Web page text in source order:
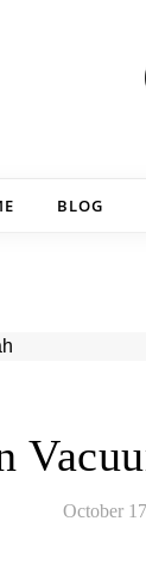
BLOG
October